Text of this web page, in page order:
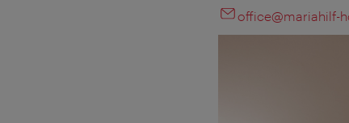
office@mariahilf-